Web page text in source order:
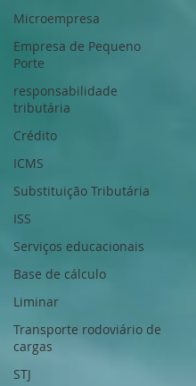
Microempresa
Empresa de Pequeno
Porte
responsabilidade
tributária
Crédito
ICMS
Substituição Tributária
ISS
Serviços educacionais
Base de cálculo
Liminar
Transporte rodoviário de
cargas
STJ